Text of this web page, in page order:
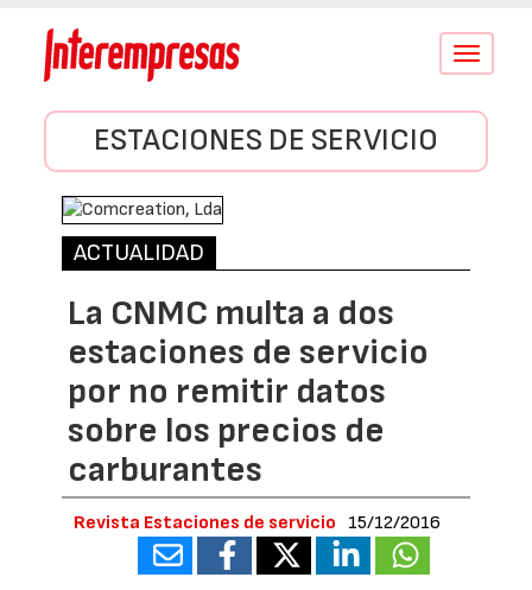
Conmutar
ESTACIONES DE SERVICIO
ACTUALIDAD
La CNMC multa a dos
estaciones de servicio
por no remitir datos
sobre los precios de
carburantes
Revista Estaciones de servicio 15/12/2016